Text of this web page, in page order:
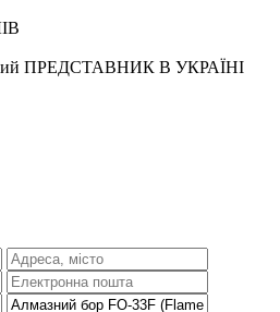
ПРЕДСТАВНИК В УКРАЇНІ